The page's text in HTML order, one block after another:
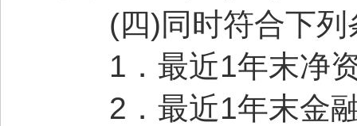
(四)同时符合下
1 ．最近1年末净
2 ．最近1年末金